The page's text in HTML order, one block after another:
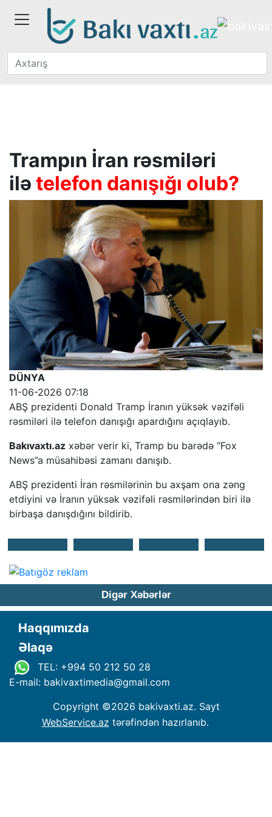
Trampın İran rəsmiləri
ilə telefon danışığı olub?
DÜNYA
11-06-2026 07:18
ABŞ prezidenti Donald Tramp İranın yüksək vəzifəli
rəsmiləri ilə telefon danışığı apardığını açıqlayıb.
Bakıvaxtı.az xəbər verir ki, Tramp bu barədə “Fox
News”a müsahibəsi zamanı danışıb.
ABŞ prezidenti İran rəsmilərinin bu axşam ona zəng
etdiyini və İranın yüksək vəzifəli rəsmilərindən biri ilə
birbaşa danışdığını bildirib.
Digər Xəbərlər
Haqqımızda
Əlaqə
TEL: +994 50 212 50 28
E-mail: bakivaxtimedia@gmail.com
Copyright ©2026 bakivaxti.az. Sayt
WebService.az tərəfindən hazırlanıb.